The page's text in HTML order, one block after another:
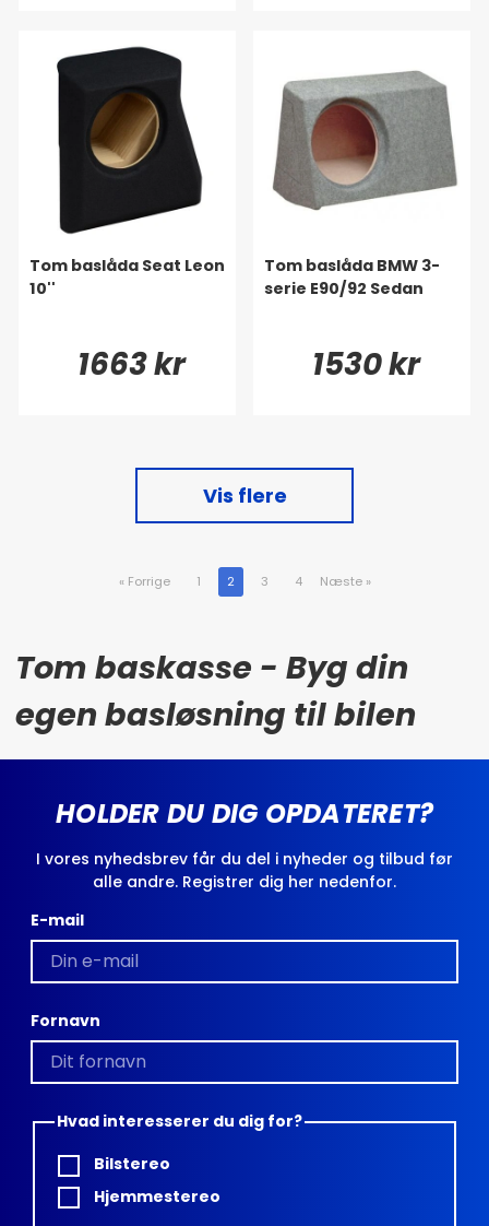
Tom baslåda Seat Leon
10''
1663 kr
Tom baslåda BMW 3-
serie E90/92 Sedan
1530 kr
Vis flere
« Forrige 1 2 3 4 Næste »
Tom baskasse - Byg din
egen basløsning til bilen
HOLDER DU DIG OPDATERET?
I vores nyhedsbrev får du del i nyheder og tilbud før
alle andre. Registrer dig her nedenfor.
E-mail
Fornavn
Hvad interesserer du dig for?
Bilstereo
Hjemmestereo